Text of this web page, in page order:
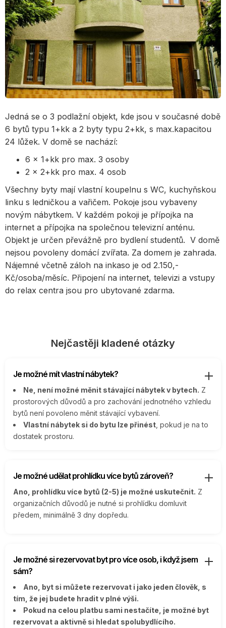
Jedná se o 3 podlažní objekt, kde jsou v současné době
6 bytů typu 1+kk a 2 byty typu 2+kk, s max.kapacitou
24 lůžek. V domě se nachází:
6 x 1+kk pro max. 3 osoby
2 x 2+kk pro max. 4 osob
Všechny byty mají vlastní koupelnu s WC, kuchyňskou
linku s ledničkou a vařičem. Pokoje jsou vybaveny
novým nábytkem. V každém pokoji je přípojka na
internet a přípojka na společnou televizní anténu.
Objekt je určen převážně pro bydlení studentů. V domě
nejsou povoleny domácí zvířata. Za domem je zahrada.
Nájemné včetně záloh na inkaso je od 2.150,-
Kč/osoba/měsíc. Připojení na internet, televizi a vstupy
do relax centra jsou pro ubytované zdarma.
Nejčastěji kladené otázky
Je možné mít vlastní nábytek?
Ne, není možné měnit stávající nábytek v bytech. Z
prostorových důvodů a pro zachování jednotného vzhledu
bytů není povoleno měnit stávající vybavení.
Vlastní nábytek si do bytu lze přinést , pokud je na to
dostatek prostoru.
Je možné udělat prohlídku více bytů zároveň?
Ano, prohlídku více bytů (2-5) je možné uskutečnit. Z
organizačních důvodů je nutné si prohlídku domluvit
předem, minimálně 3 dny dopředu.
Je možné si rezervovat byt pro více osob, i když jsem
sám?
Ano, byt si můžete rezervovat i jako jeden člověk, s
tím, že jej budete hradit v plné výši.
Pokud na celou platbu sami nestačíte, je možné byt
rezervovat a aktivně si hledat spolubydlícího.